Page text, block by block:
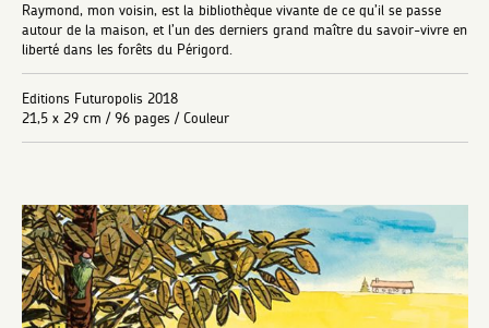
Raymond, mon voisin, est la bibliothèque vivante de ce qu’il se passe
autour de la maison, et l’un des derniers grand maître du savoir-vivre en
liberté dans les forêts du Périgord.
Editions Futuropolis 2018
21,5 x 29 cm / 96 pages / Couleur